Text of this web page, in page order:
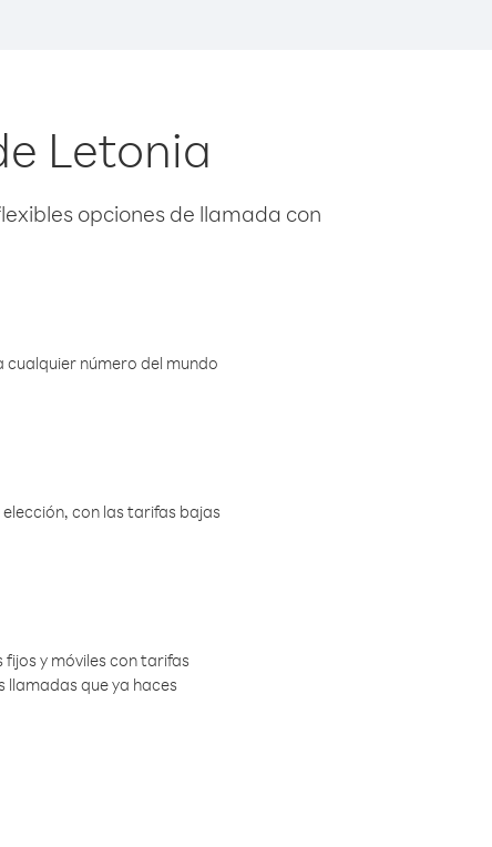
Letonia
opciones de llamada con
cualquier número del mundo
con las tarifas bajas
y móviles con tarifas
llamadas que ya haces